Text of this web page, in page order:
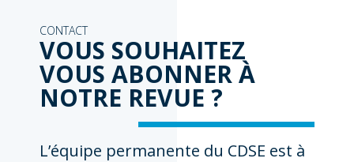
CONTACT
VOUS SOUHAITEZ
VOUS ABONNER À
NOTRE REVUE ?
L’équipe permanente du CDSE est à